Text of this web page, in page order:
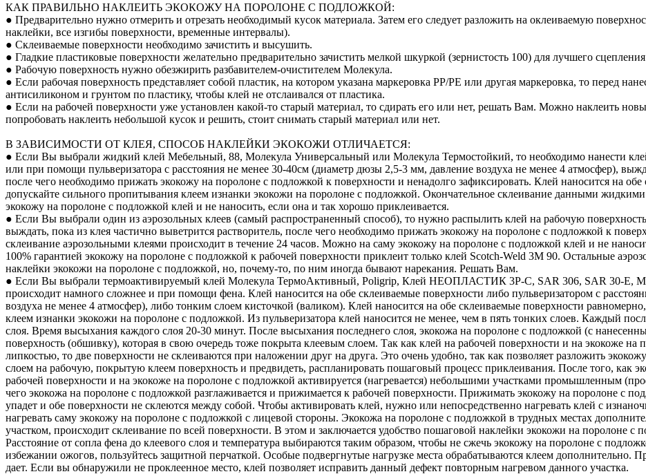
КАК ПРАВИЛЬНО НАКЛЕИТЬ ЭКОКОЖУ НА ПОРОЛОНЕ С ПОДЛОЖКОЙ:
● Предварительно нужно отмерить и отрезать необходимый кусок материала. Затем его следует разложить на оклеиваемую
наклейки, все изгибы поверхности, временные интервалы).
● Склеиваемые поверхности необходимо зачистить и высушить.
● Гладкие пластиковые поверхности желательно предварительно зачистить мелкой шкуркой (зернистость 100) для лучшего
● Рабочую поверхность нужно обезжирить разбавителем-очистителем Молекула.
● Если рабочая поверхность представляет собой пластик, на котором указана маркеровка PP/PE или другая маркеровка, то перед
антисиликоном и грунтом по пластику, чтобы клей не отслаивался от пластика.
● Если на рабочей поверхности уже установлен какой-то старый материал, то сдирать его или нет, решать Вам. Можно наклеить
попробовать наклеить небольшой кусок и решить, стоит снимать старый материал или нет.
В ЗАВИСИМОСТИ ОТ КЛЕЯ, СПОСОБ НАКЛЕЙКИ ЭКОКОЖИ ОТЛИЧАЕТСЯ:
● Если Вы выбрали жидкий клей Мебельный, 88, Молекула Универсальный или Молекула Термостойкий, то необходимо нанести
или при помощи пульверизатора с расстояния не менее 30-40см (диаметр дюзы 2,5-3 мм, давление воздуха не менее 4 атмосфер),
после чего необходимо прижать экокожу на поролоне с подложкой к поверхности и ненадолго зафиксировать. Клей наносится на
допускайте сильного пропитывания клеем изнанки экокожи на поролоне с подложкой. Окончательное склеивание данными
экокожу на поролоне с подложкой клей и не наносить, если она и так хорошо приклеивается.
● Если Вы выбрали один из аэрозольных клеев (самый распространенный способ), то нужно распылить клей на рабочую
выждать, пока из клея частично выветрится растворитель, после чего необходимо прижать экокожу на поролоне с подложкой к
склеивание аэрозольными клеями происходит в течение 24 часов. Можно на саму экокожу на поролоне с подложкой клей и не
100% гарантией экокожу на поролоне с подложкой к рабочей поверхности приклеит только клей Scotch-Weld 3M 90. Остальные
наклейки экокожи на поролоне с подложкой, но, почему-то, по ним иногда бывают нарекания. Решать Вам.
● Если Вы выбрали термоактивируемый клей Молекула ТермоАктивный, Poligrip, Клей НЕОПЛАСТИК 3P-C, SAR 306, SAR 30-E,
происходит намного сложнее и при помощи фена. Клей наносится на обе склеиваемые поверхности либо пульверизатором с
воздуха не менее 4 атмосфер), либо тонким слоем кисточкой (валиком). Клей наносится на обе склеиваемые поверхности
клеем изнанки экокожи на поролоне с подложкой. Из пульверизатора клей наносится не менее, чем в пять тонких слоев. Каждый
слоя. Время высыхания каждого слоя 20-30 минут. После высыхания последнего слоя, экокожа на поролоне с подложкой (с
поверхность (обшивку), которая в свою очередь тоже покрыта клеевым слоем. Так как клей на рабочей поверхности и на экокоже
липкостью, то две поверхности не склеиваются при наложении друг на друга. Это очень удобно, так как позволяет разложить
слоем на рабочую, покрытую клеем поверхность и предвидеть, распланировать пошаговый процесс приклеивания. После того, как
рабочей поверхности и на экокоже на поролоне с подложкой активируется (нагревается) небольшими участками промышленным
чего экокожа на поролоне с подложкой разглаживается и прижимается к рабочей поверхности. Прижимать экокожу на поролоне с
упадет и обе поверхности не склеются между собой. Чтобы активировать клей, нужно или непосредственно нагревать клей с
нагревать саму экокожу на поролоне с подложкой с лицевой стороны. Экокожа на поролоне с подложкой в трудных местах
участком, происходит склеивание по всей поверхности. В этом и заключается удобство пошаговой наклейки экокожи на поролоне
Расстояние от сопла фена до клеевого слоя и температура выбираются таким образом, чтобы не сжечь экокожу на поролоне с
избежании ожогов, пользуйтесь защитной перчаткой. Особые подвергнутые нагрузке места обрабатываются клеем
дает. Если вы обнаружили не проклеенное место, клей позволяет исправить данный дефект повторным нагревом данного участка.